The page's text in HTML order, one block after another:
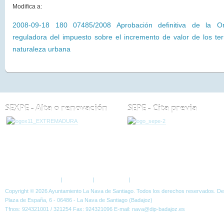
Modifica a:
2008-09-18 180 07485/2008 Aprobación definitiva de la
reguladora del impuesto sobre el incremento de valor de los
naturaleza urbana
SEXPE - Alta o renovación SEPE - Cita previa
| | |
Copyright © 2026 Ayuntamiento La Nava de Santiago. Todos los derechos reservados.
Plaza de España, 6 - 06486 - La Nava de Santiago (Badajoz)
Tfnos: 924321001 / 321254 Fax: 924321096 E-mail: nava@dip-badajoz.es